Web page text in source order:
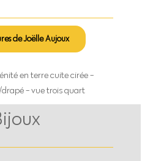
de Joëlle Aujoux